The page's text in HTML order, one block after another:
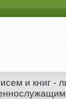
и книг